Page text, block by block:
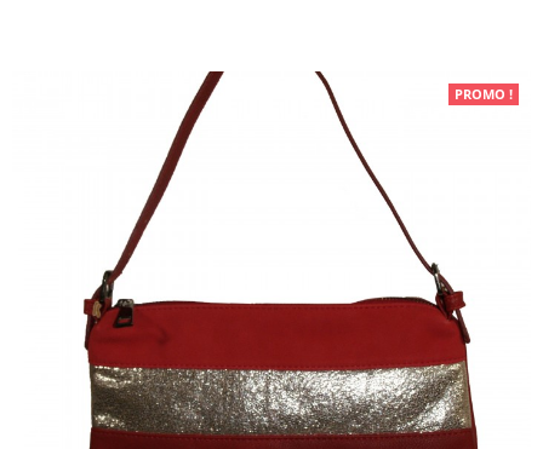
Maroquinerie
Pochettes de soirée
Pochette de soirée rouge simili-
cuir avec bande à paillettes
PROMO !